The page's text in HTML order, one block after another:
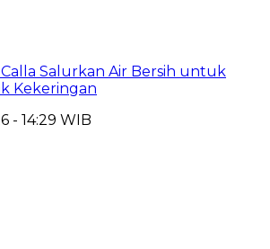
Calla Salurkan Air Bersih untuk
Kekeringan
- 14:29 WIB